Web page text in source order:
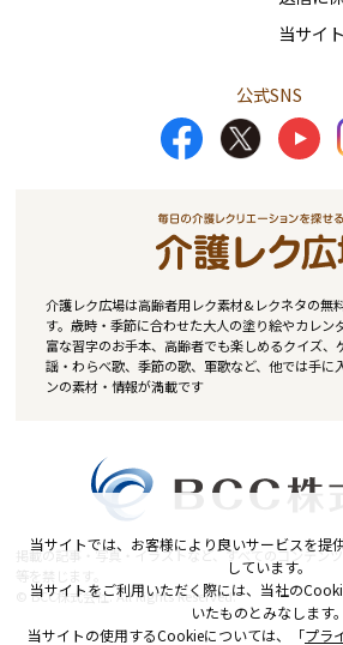
当サイ
公式SNS
介護レク広場は高齢者用レク素材&レクネタの無
す。歳時・季節に合わせた大人の塗り絵やカレン
富な習字のお手本、高齢者でも楽しめるクイズ、
謡・わらべ歌、季節の歌、軍歌など、他では手に
ンの素材・情報が満載です
掲載の記事・写真・イラストなど、すべてのコンテン
© BCC株式会社. All Rights Reserved.
当サイトでは、お客様により良いサービスを提
しています。
当サイトをご利用いただく際には、当社の
いたものとみなします。
当サイトの使用するCookieについては、「プラ